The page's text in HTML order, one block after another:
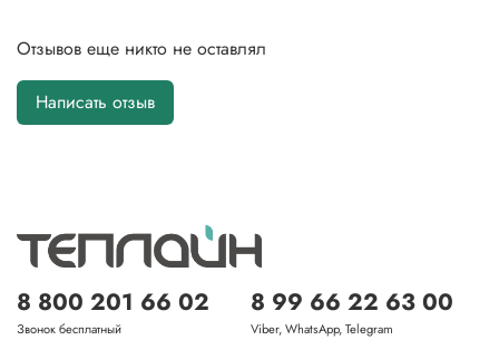
Отзывов еще никто не оставлял
Написать отзыв
8 800 201 66 02
Звонок бесплатный
8 99 66 22 63 00
Viber, WhatsApp, Telegram